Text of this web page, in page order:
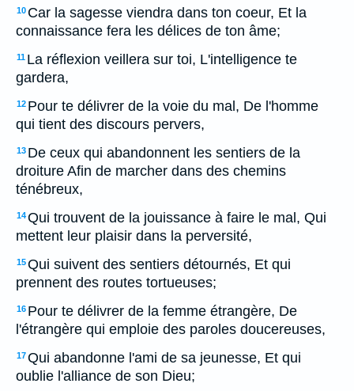
10 Car la sagesse viendra dans ton coeur, Et la
connaissance fera les délices de ton âme;
11 La réflexion veillera sur toi, L'intelligence te
gardera,
12 Pour te délivrer de la voie du mal, De l'homme
qui tient des discours pervers,
13 De ceux qui abandonnent les sentiers de la
droiture Afin de marcher dans des chemins
ténébreux,
14Qui trouvent de la jouissance à faire le mal, Qui
mettent leur plaisir dans la perversité,
15Qui suivent des sentiers détournés, Et qui
prennent des routes tortueuses;
16 Pour te délivrer de la femme étrangère, De
l'étrangère qui emploie des paroles doucereuses,
17Qui abandonne l'ami de sa jeunesse, Et qui
oublie l'alliance de son Dieu;